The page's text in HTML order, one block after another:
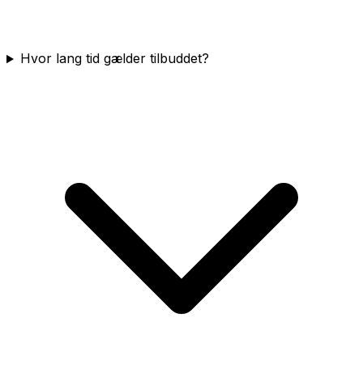
Hvor lang tid gælder tilbuddet?